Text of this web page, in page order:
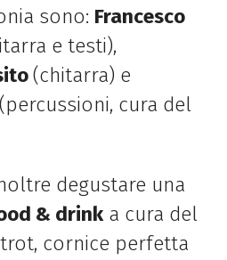
sono: Francesco
e testi),
(chitarra) e
(percussioni, cura del
degustare una
& drinka cura del
cornice perfetta